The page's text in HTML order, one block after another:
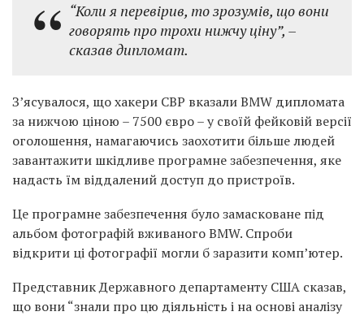
“Коли я перевірив, то зрозумів, що вони
говорять про трохи нижчу ціну”, –
сказав дипломат.
З’ясувалося, що хакери СВР вказали BMW дипломата
за нижчою ціною – 7500 євро – у своїй фейковій версії
оголошення, намагаючись заохотити більше людей
завантажити шкідливе програмне забезпечення, яке
надасть їм віддалений доступ до пристроїв.
Це програмне забезпечення було замасковане під
альбом фотографій вживаного BMW. Спроби
відкрити ці фотографії могли б заразити комп’ютер.
Представник Державного департаменту США сказав,
що вони “знали про цю діяльність і на основі аналізу